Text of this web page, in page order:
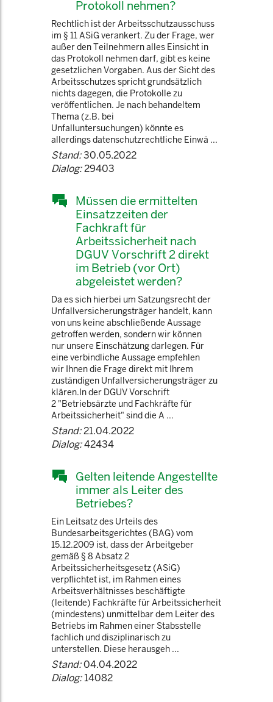
Protokoll nehmen?
Rechtlich ist der Arbeitsschutzausschuss
im § 11 ASiG verankert. Zu der Frage, wer
außer den Teilnehmern alles Einsicht in
das Protokoll nehmen darf, gibt es keine
gesetzlichen Vorgaben. Aus der Sicht des
Arbeitsschutzes spricht grundsätzlich
nichts dagegen, die Protokolle zu
veröffentlichen. Je nach behandeltem
Thema (z.B. bei
Unfalluntersuchungen) könnte es
allerdings datenschutzrechtliche Einwä ...
Stand:30.05.2022
Dialog:29403
Müssen die ermittelten
Einsatzzeiten der
Fachkraft für
Arbeitssicherheit nach
DGUV Vorschrift 2 direkt
im Betrieb (vor Ort)
abgeleistet werden?
Da es sich hierbei um Satzungsrecht der
Unfallversicherungsträger handelt, kann
von uns keine abschließende Aussage
getroffen werden, sondern wir können
nur unsere Einschätzung darlegen. Für
eine verbindliche Aussage empfehlen
wir Ihnen die Frage direkt mit Ihrem
zuständigen Unfallversicherungsträger zu
klären.In der DGUV Vorschrift
2 "Betriebsärzte und Fachkräfte für
Arbeitssicherheit" sind die A ...
Stand:21.04.2022
Dialog:42434
Gelten leitende Angestellte
immer als Leiter des
Betriebes?
Ein Leitsatz des Urteils des
Bundesarbeitsgerichtes (BAG) vom
15.12.2009 ist, dass der Arbeitgeber
gemäß § 8 Absatz 2
Arbeitssicherheitsgesetz (ASiG)
verpflichtet ist, im Rahmen eines
Arbeitsverhältnisses beschäftigte
(leitende) Fachkräfte für Arbeitssicherheit
(mindestens) unmittelbar dem Leiter des
Betriebs im Rahmen einer Stabsstelle
fachlich und disziplinarisch zu
unterstellen. Diese herausgeh ...
Stand:04.04.2022
Dialog:14082